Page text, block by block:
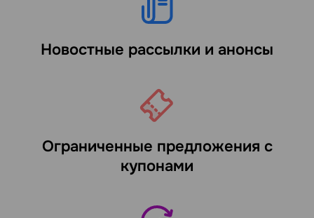
Новостные рассылки и анонсы
Ограниченные предложения с
купонами